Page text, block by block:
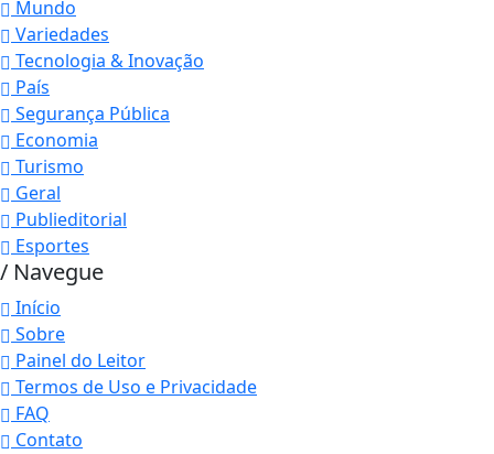
Mundo
Variedades
Tecnologia & Inovação
País
Segurança Pública
Economia
Turismo
Geral
Publieditorial
Esportes
/ Navegue
Início
Sobre
Painel do Leitor
Termos de Uso e Privacidade
FAQ
Contato